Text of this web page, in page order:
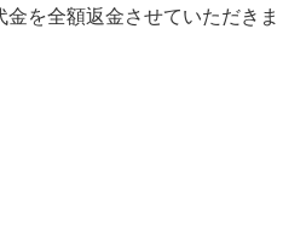
を全額返金させていただきま